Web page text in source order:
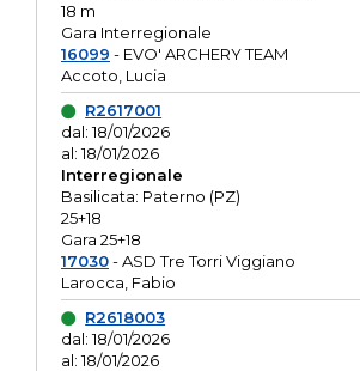
18 m
Gara Interregionale
16099 - EVO' ARCHERY TEAM
Accoto, Lucia
R2617001
dal: 18/01/2026
al: 18/01/2026
Interregionale
Basilicata: Paterno (PZ)
25+18
Gara 25+18
17030- ASD Tre Torri Viggiano
Larocca, Fabio
R2618003
dal: 18/01/2026
al: 18/01/2026